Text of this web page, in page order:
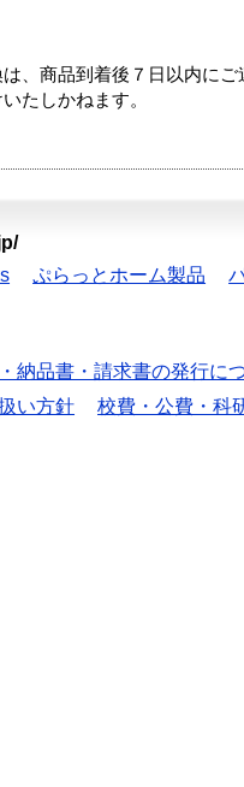
、商品到着後７日以内に
たしかねます。
ぷらっとホーム製品
納品書・請求書の発行に
い方針 校費・公費・科